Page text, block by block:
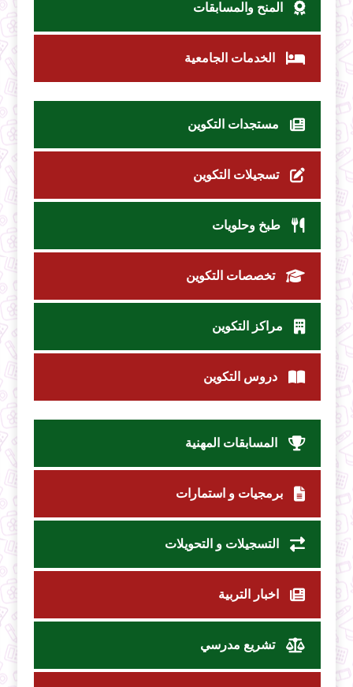
المنح والمسابقات
الخدمات الجامعية
مستجدات التكوين
تسجيلات التكوين
طبخ وحلويات
تخصصات التكوين
مراكز التكوين
دروس التكوين
المسابقات المهنية
برمجيات و استمارات
التسجيلات و التحويلات
اخبار التربية
تشريع مدرسي